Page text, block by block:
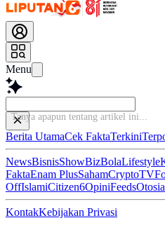
Menu
Baca
Berita UtamaCek FaktaTerkini
NewsBisnisShowBizBolaLifestyle
FaktaEnam PlusSahamCryptoTV
OffIslamiCitizen6OpiniFeedsOtosia
KontakKebijakan Privasi